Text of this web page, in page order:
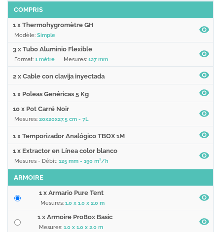
COMPRIS
1 x Thermohygromètre GH
Modèle: Simple
3 x Tubo Aluminio Flexible
Format: 1 mètre Mesures: 127 mm
2 x Cable con clavija inyectada
1 x Poleas Genéricas 5 Kg
10 x Pot Carré Noir
Mesures: 20x20x27,5 cm - 7L
1 x Temporizador Analógico TBOX 1M
1 x Extractor en Línea color blanco
Mesures - Débit: 125 mm - 190 m³/h
ARMOIRE
1 x Armario Pure Tent
Mesures: 1.0 x 1.0 x 2.0 m
1 x Armoire ProBox Basic
Mesures: 1.0 x 1.0 x 2.0 m